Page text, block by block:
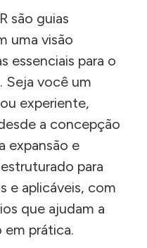
são guias
uma visão
essenciais para o
Seja você um
experiente,
a concepção
expansão e
para
e aplicáveis, com
que ajudam a
prática.